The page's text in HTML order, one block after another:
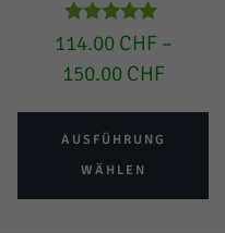
Bewertet mit
5.00
von 5
114.00 CHF –
150.00 CHF
AUSFÜHRUNG
WÄHLEN